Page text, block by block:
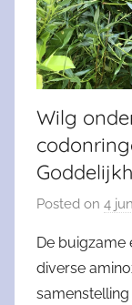
Wilg
Posted on 4
De buigzame
diverse